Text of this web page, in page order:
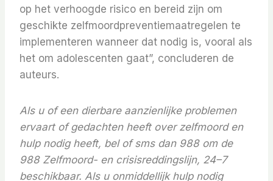
op het verhoogde risico en bereid zijn om
geschikte zelfmoordpreventiemaatregelen te
implementeren wanneer dat nodig is, vooral als
het om adolescenten gaat”, concluderen de
auteurs.
Als u of een dierbare aanzienlijke problemen
ervaart of gedachten heeft over zelfmoord en
hulp nodig heeft, bel of sms dan 988 om de
988 Zelfmoord- en crisisreddingslijn, 24–7
beschikbaar. Als u onmiddellijk hulp nodig